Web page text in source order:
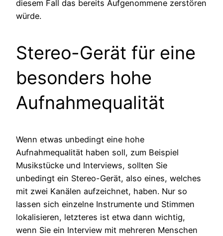
diesem Fall das bereits Aufgenommene zerstören
würde.
Stereo-Gerät für eine
besonders hohe
Aufnahmequalität
Wenn etwas unbedingt eine hohe
Aufnahmequalität haben soll, zum Beispiel
Musikstücke und Interviews, sollten Sie
unbedingt ein Stereo-Gerät, also eines, welches
mit zwei Kanälen aufzeichnet, haben. Nur so
lassen sich einzelne Instrumente und Stimmen
lokalisieren, letzteres ist etwa dann wichtig,
wenn Sie ein Interview mit mehreren Menschen